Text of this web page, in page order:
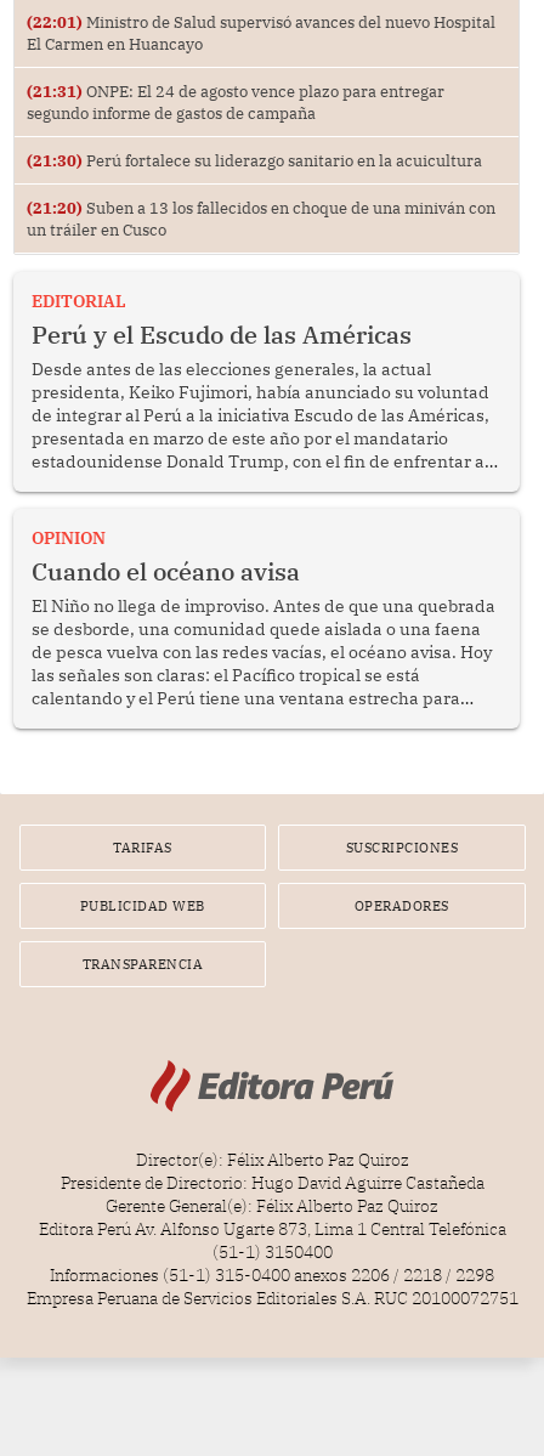
(22:01) Ministro de Salud supervisó avances del nuevo Hospital
El Carmen en Huancayo
(21:31) ONPE: El 24 de agosto vence plazo para entregar
segundo informe de gastos de campaña
(21:30) Perú fortalece su liderazgo sanitario en la acuicultura
(21:20) Suben a 13 los fallecidos en choque de una miniván con
un tráiler en Cusco
EDITORIAL
Perú y el Escudo de las Américas
Desde antes de las elecciones generales, la actual
presidenta, Keiko Fujimori, había anunciado su voluntad
de integrar al Perú a la iniciativa Escudo de las Américas,
presentada en marzo de este año por el mandatario
estadounidense Donald Trump, con el fin de enfrentar al
OPINION
Cuando el océano avisa
El Niño no llega de improviso. Antes de que una quebrada
se desborde, una comunidad quede aislada o una faena
de pesca vuelva con las redes vacías, el océano avisa. Hoy
las señales son claras: el Pacífico tropical se está
calentando y el Perú tiene una ventana estrecha para
TARIFAS SUSCRIPCIONES
PUBLICIDAD WEB OPERADORES
TRANSPARENCIA
Director(e): Félix Alberto Paz Quiroz
Presidente de Directorio: Hugo David Aguirre Castañeda
Gerente General(e): Félix Alberto Paz Quiroz
Editora Perú Av. Alfonso Ugarte 873, Lima 1 Central Telefónica
(51-1) 3150400
Informaciones (51-1) 315-0400 anexos 2206 / 2218 / 2298
Empresa Peruana de Servicios Editoriales S.A. RUC 20100072751